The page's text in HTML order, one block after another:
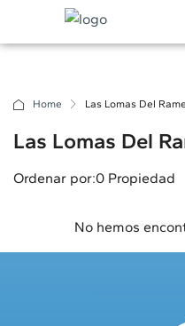
Home Las Lomas Del
Las Lomas Del
0 Propiedad
Ordenar por:
No hemos